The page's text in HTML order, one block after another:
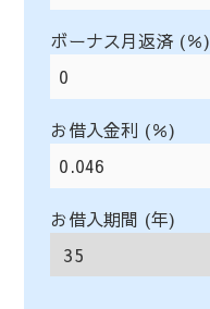
ボーナス月返済 (％)
お借入金利 (％)
お借入期間 (年)